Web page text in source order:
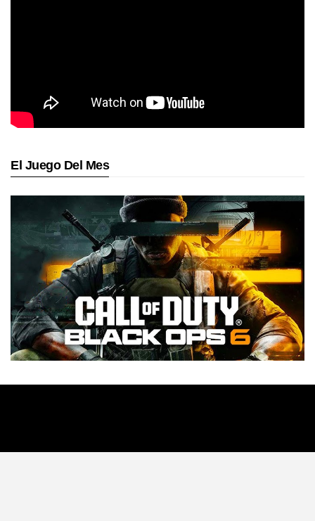
El Juego Del Mes